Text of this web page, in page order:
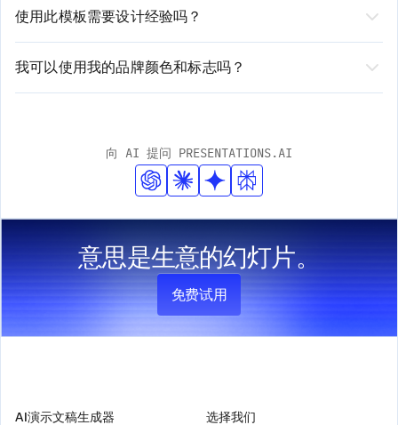
2. 我们的AI分析您的输入并生成定制内容
容，但您仍拥有完全的控制权。您可以根据需要编辑文
本、修改布局、调整样式，以及添加或删除部分。我们的
平台既提供自动化建议，也支持手动自定义选项。
使用此模板需要设计经验吗？
无需设计经验！我们由 AI 驱动的平台会自动处理设计元
素。您只需专注于内容，我们确保其呈现专业且精美的效
果。我们的智能设计系统会根据您的内容进行调整，同时
我可以使用我的品牌颜色和标志吗？
是的！我们的模板支持全面的品牌定制。您可以轻松上传
向 AI 提问 PRESENTATIONS.AI
意思是生意的幻灯片。
免费试用
AI演示文稿生成器
选择我们